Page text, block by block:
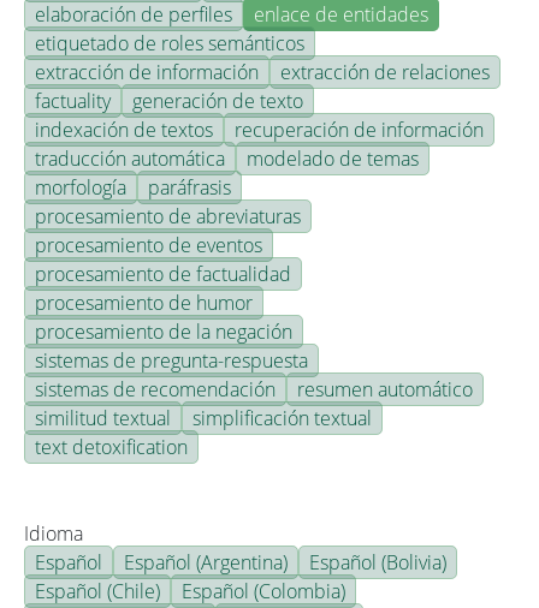
elaboración de perfiles
enlace de entidades
etiquetado de roles semánticos
extracción de información
extracción de relaciones
factuality
generación de texto
indexación de textos
recuperación de información
traducción automática
modelado de temas
morfología
paráfrasis
procesamiento de abreviaturas
procesamiento de eventos
procesamiento de factualidad
procesamiento de humor
procesamiento de la negación
sistemas de pregunta-respuesta
sistemas de recomendación
resumen automático
similitud textual
simplificación textual
text detoxification
Idioma
Español
Español (Argentina)
Español (Bolivia)
Español (Chile)
Español (Colombia)